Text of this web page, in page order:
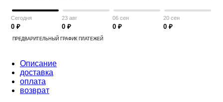
Сегодня
0 ₽
23 авг
0 ₽
06 сен
0 ₽
20 сен
0 ₽
ПРЕДВАРИТЕЛЬНЫЙ ГРАФИК ПЛАТЕЖЕЙ
Описание
доставка
оплата
возврат